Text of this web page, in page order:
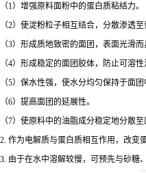
（1）增强原料面粉中的蛋白质粘结力。
（2）使淀粉粒子相互结合，分散渗透至
（3）形成质地致密的面团，表面光滑而
（4）形成稳定的面团胶体，防止可溶性
（5）保水性强，使水分均匀保持于面团
（6）提高面团的延展性。
（7）使原料中的油脂成分稳定地分散至
2. 作为电解质与蛋白质相互作用，改变
3. 由于在水中溶解较慢，可预先与砂糖